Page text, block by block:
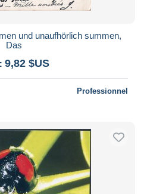
und unaufhörlich summen,
Das
9,82 $US
Professionnel